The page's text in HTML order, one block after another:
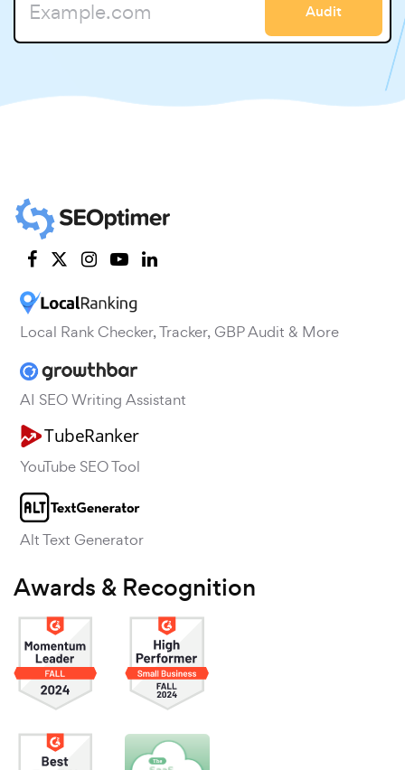
Audit
Local Rank Checker, Tracker, GBP Audit & More
AI SEO Writing Assistant
YouTube SEO Tool
Alt Text Generator
Awards & Recognition